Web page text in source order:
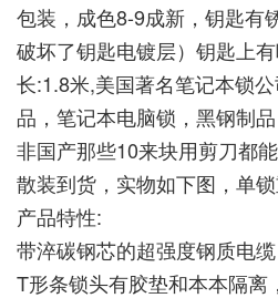
包装，成色8-9成新，钥匙有
破坏了钥匙电镀层）钥匙上
长:1.8米,美国著名笔记本锁
品，笔记本电脑锁，黑钢制
非国产那些10来块用剪刀都
散装到货，实物如下图，单锁
产品特性:
带淬碳钢芯的超强度钢质电缆
T形条锁头有胶垫和本本隔离